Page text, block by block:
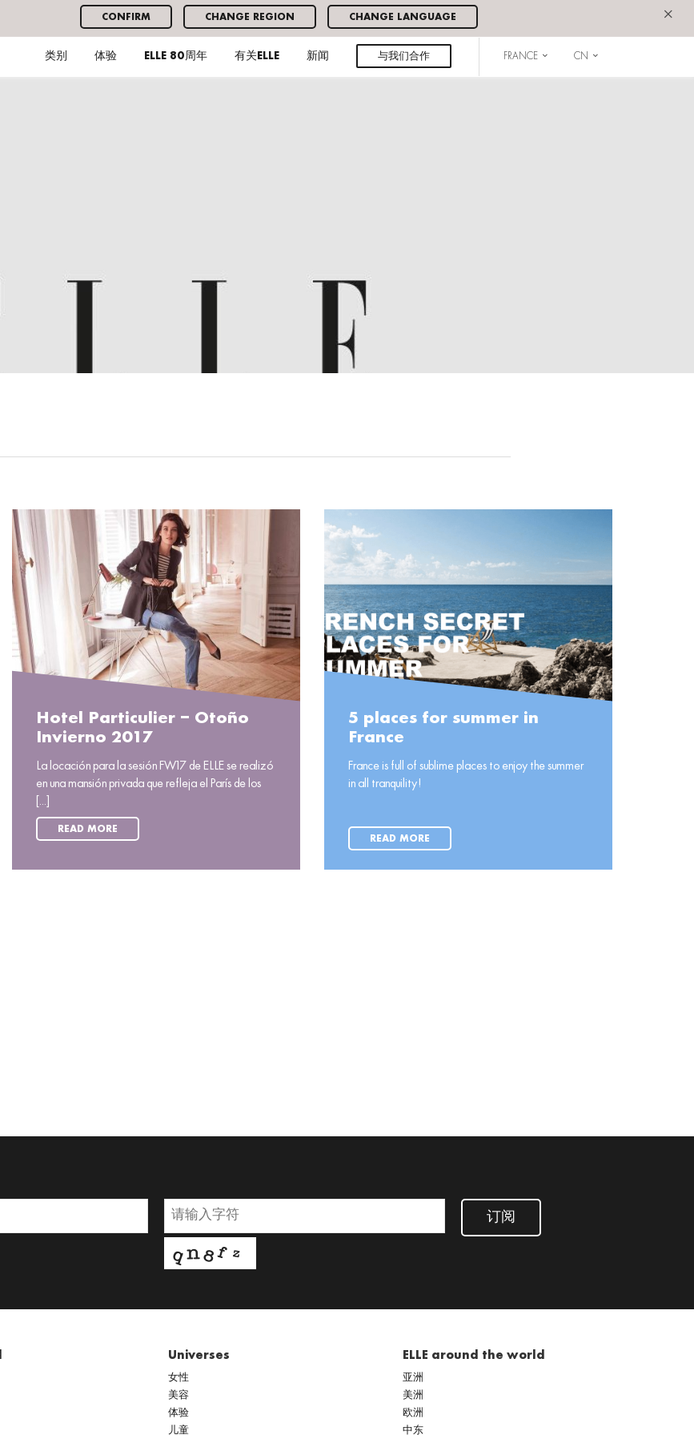
CONFIRM CHANGE REGION CHANGE LANGUAGE ×
类别 体验 ELLE 80周年 有关ELLE 新闻 与我们合作 FRANCE CN
Hotel Particulier – Otoño
Invierno 2017
La locación para la sesión FW17 de ELLE se realizó
en una mansión privada que refleja el París de los
[...]
READ MORE
5 places for summer in
France
France is full of sublime places to enjoy the summer
in all tranquility!
READ MORE
订阅
Universes
女性
美容
体验
儿童
ELLE around the world
亚洲
美洲
欧洲
中东